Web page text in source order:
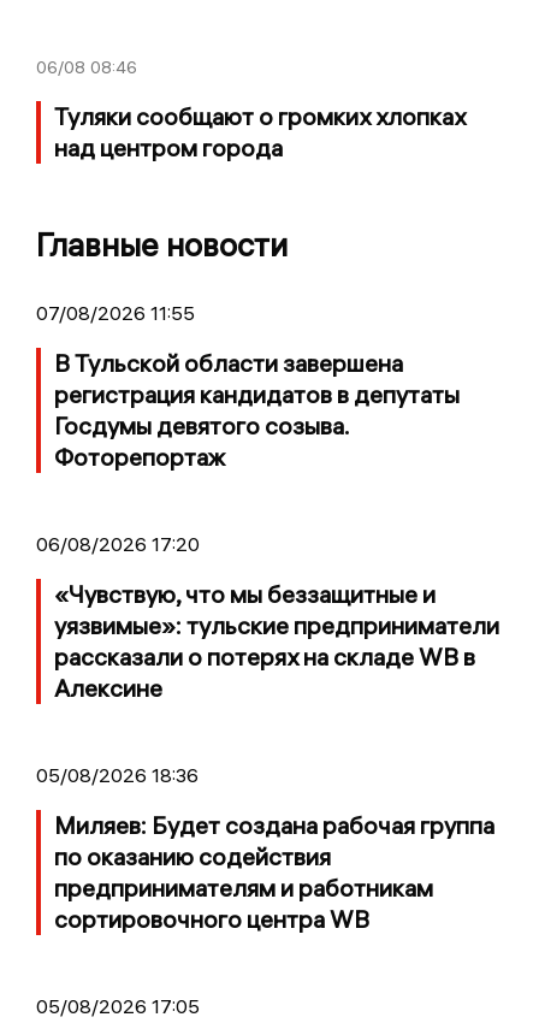
06/08 08:46
Туляки сообщают о громких хлопках
над центром города
Главные новости
07/08/2026 11:55
В Тульской области завершена
регистрация кандидатов в депутаты
Госдумы девятого созыва.
Фоторепортаж
06/08/2026 17:20
«Чувствую, что мы беззащитные и
уязвимые»: тульские предприниматели
рассказали о потерях на складе WB в
Алексине
05/08/2026 18:36
Миляев: Будет создана рабочая группа
по оказанию содействия
предпринимателям и работникам
сортировочного центра WB
05/08/2026 17:05